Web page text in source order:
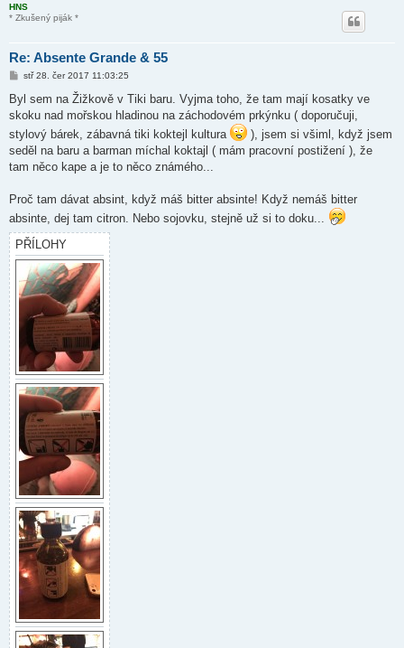
k
HNS
* Zkušený piják *
Re: Absente Grande & 55
P
í
s
p
v
e
stř 28. čer 2017 11:03:25
Byl sem na Žižkově v Tiki baru. Vyjma toho, že tam mají kosatky ve
skoku nad mořskou hladinou na záchodovém prkýnku ( doporučuji,
stylový bárek, zábavná tiki koktejl kultura
), jsem si všiml, když jsem
seděl na baru a barman míchal koktajl ( mám pracovní postižení ), že
tam něco kape a je to něco známého...
Proč tam dávat absint, když máš bitter absinte! Když nemáš bitter
absinte, dej tam citron. Nebo sojovku, stejně už si to doku...
PŘÍLOHY